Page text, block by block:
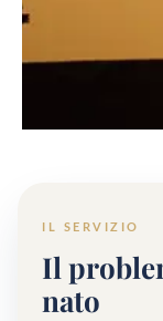
Colloquio
IL SERVIZIO
Il
nato